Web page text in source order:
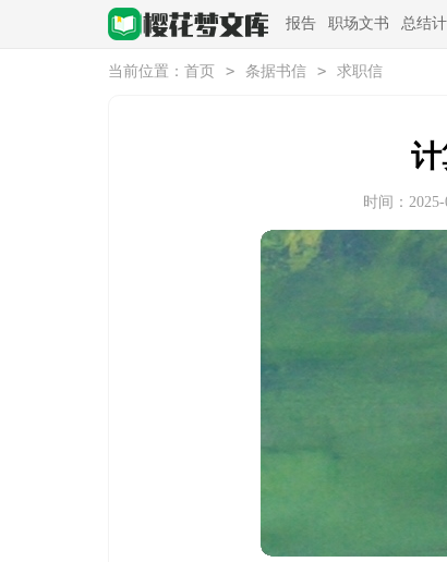
报告 职场文书 总结
当前位置： 首页 > 条据书信 > 求职信
时间：